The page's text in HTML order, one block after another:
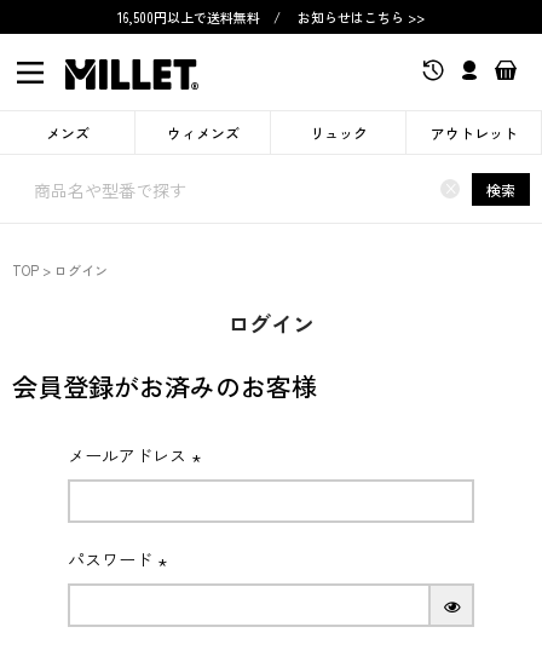
16,500円以上で送料無料 / お知らせはこちら >>
メンズ ウィメンズ リュック アウトレット
× 検索
TOP ログイン
ログイン
会員登録がお済みのお客様
メールアドレス
(必
パスワード
(必